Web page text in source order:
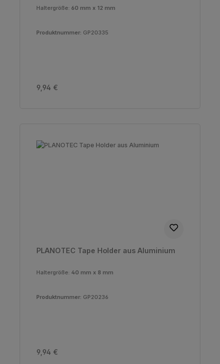
Haltergröße: 60 mm x 12 mm
Produktnummer: GP20335
Regulärer Preis:
9,94 €
PLANOTEC Tape Holder aus Aluminium
Haltergröße: 40 mm x 8 mm
Produktnummer: GP20236
Regulärer Preis:
9,94 €